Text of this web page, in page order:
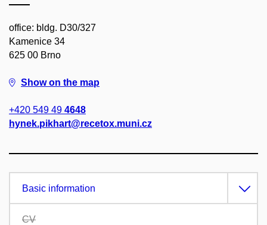
office: bldg. D30/327
Kamenice 34
625 00 Brno
Show on the map
+420 549 49 4648
hynek.pikhart@recetox.muni.cz
Basic information
CV